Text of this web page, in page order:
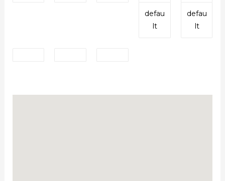
defau
lt
defau
lt